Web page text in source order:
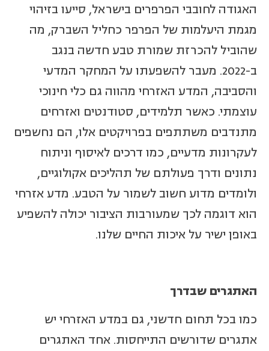
האגודה לחובבי הפרפרים בישראל, סייעו בזיהוי
מגמת היעלמות של הפרפר כחליל השברק, מה
שהוביל להכרזת שמורת טבע חדשה בנגב
ב-2022. מעבר להשפעתו על המחקר המדעי
והסביבה, המדע האזרחי מהווה גם כלי חינוכי
עוצמתי. כאשר תלמידים, סטודנטים ואזרחים
מתנדבים משתתפים בפרויקטים אלו, הם נחשפים
לעקרונות מדעיים, כמו דרכים לאיסוף וניתוח
נתונים ודרך פעולתם של תהליכים אקולוגיים,
ולומדים מדוע חשוב לשמור על הטבע. מדע אזרחי
הוא דוגמה לכך שמעורבות הציבור יכולה להשפיע
באופן ישיר על איכות החיים שלנו.
האתגרים שבדרך
כמו בכל תחום חדשני, גם במדע האזרחי יש
אתגרים שדורשים התייחסות. אחד האתגרים